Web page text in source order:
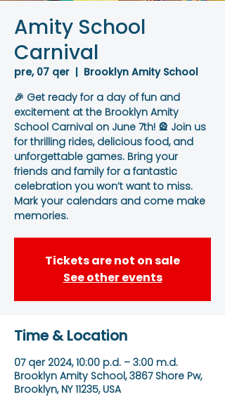
Amity School
Carnival
pre, 07 qer
  |
Brooklyn Amity School
🎉 Get ready for a day of fun and
excitement at the Brooklyn Amity
School Carnival on June 7th! 🎡 Join us
for thrilling rides, delicious food, and
unforgettable games. Bring your
friends and family for a fantastic
celebration you won’t want to miss.
Mark your calendars and come make
memories.
Tickets are not on sale
See other events
Time & Location
07 qer 2024, 10:00 p.d. – 3:00 m.d.
Brooklyn Amity School, 3867 Shore Pw,
Brooklyn, NY 11235, USA